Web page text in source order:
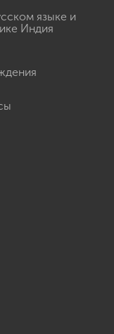
языке и
Индия